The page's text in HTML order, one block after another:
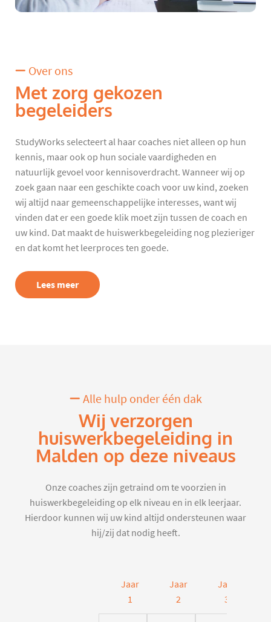
Over ons
Met zorg gekozen
begeleiders
StudyWorks selecteert al haar coaches niet alleen op hun
kennis, maar ook op hun sociale vaardigheden en
natuurlijk gevoel voor kennisoverdracht. Wanneer wij op
zoek gaan naar een geschikte coach voor uw kind, zoeken
wij altijd naar gemeenschappelijke interesses, want wij
vinden dat er een goede klik moet zijn tussen de coach en
uw kind. Dat maakt de huiswerkbegeleiding nog plezieriger
en dat komt het leerproces ten goede.
Lees meer
Alle hulp onder één dak
Wij verzorgen
huiswerkbegeleiding in
Malden op deze niveaus
Onze coaches zijn getraind om te voorzien in
huiswerkbegeleiding op elk niveau en in elk leerjaar.
Hierdoor kunnen wij uw kind altijd ondersteunen waar
hij/zij dat nodig heeft.
Jaar
1
Jaar
2
Jaar
3